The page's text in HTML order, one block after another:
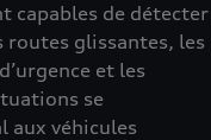
capables de détecter
glissantes, les
et les
se
aux véhicules